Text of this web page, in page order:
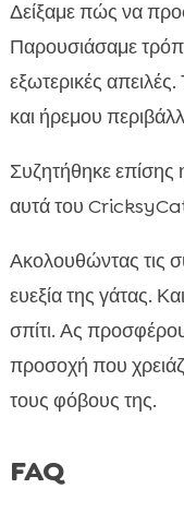
Δείξαμε πώς να
Παρουσιάσαμε
εξωτερικές
και ήρεμου
Συζητήθηκε
αυτά του
Ακολουθώντας τις
ευεξία της γάτας.
σπίτι. Ας
προσοχή που
τους φόβους της.
FAQ